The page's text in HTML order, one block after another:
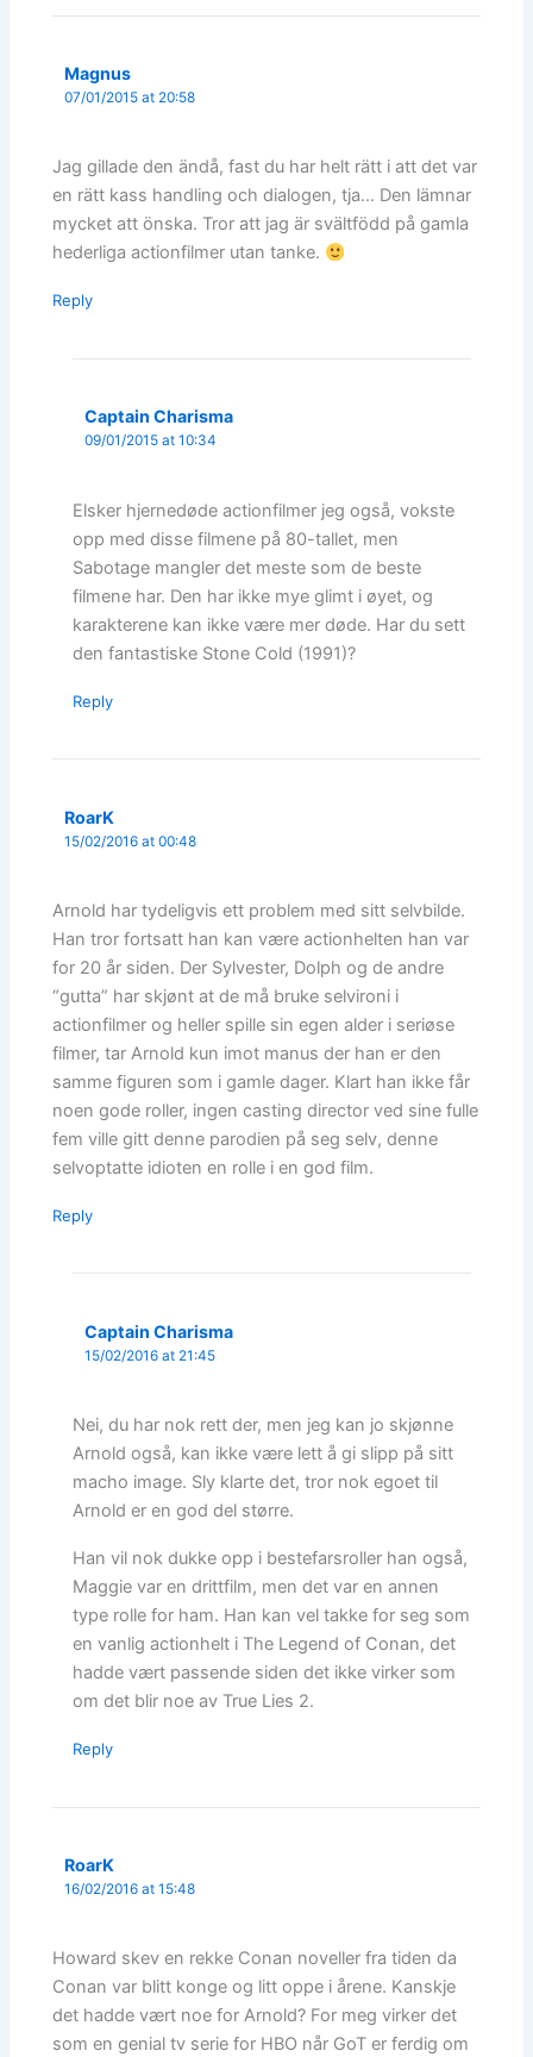
Magnus
07/01/2015 at 20:58
Jag gillade den ändå, fast du har helt rätt i att det var
en rätt kass handling och dialogen, tja… Den lämnar
mycket att önska. Tror att jag är svältfödd på gamla
hederliga actionfilmer utan tanke.
Reply
Captain Charisma
09/01/2015 at 10:34
Elsker hjernedøde actionfilmer jeg også, vokste
opp med disse filmene på 80-tallet, men
Sabotage mangler det meste som de beste
filmene har. Den har ikke mye glimt i øyet, og
karakterene kan ikke være mer døde. Har du sett
den fantastiske Stone Cold (1991)?
Reply
RoarK
15/02/2016 at 00:48
Arnold har tydeligvis ett problem med sitt selvbilde.
Han tror fortsatt han kan være actionhelten han var
for 20 år siden. Der Sylvester, Dolph og de andre
“gutta” har skjønt at de må bruke selvironi i
actionfilmer og heller spille sin egen alder i seriøse
filmer, tar Arnold kun imot manus der han er den
samme figuren som i gamle dager. Klart han ikke får
noen gode roller, ingen casting director ved sine fulle
fem ville gitt denne parodien på seg selv, denne
selvoptatte idioten en rolle i en god film.
Reply
Captain Charisma
15/02/2016 at 21:45
Nei, du har nok rett der, men jeg kan jo skjønne
Arnold også, kan ikke være lett å gi slipp på sitt
macho image. Sly klarte det, tror nok egoet til
Arnold er en god del større.
Han vil nok dukke opp i bestefarsroller han også,
Maggie var en drittfilm, men det var en annen
type rolle for ham. Han kan vel takke for seg som
en vanlig actionhelt i The Legend of Conan, det
hadde vært passende siden det ikke virker som
om det blir noe av True Lies 2.
Reply
RoarK
16/02/2016 at 15:48
Howard skev en rekke Conan noveller fra tiden da
Conan var blitt konge og litt oppe i årene. Kanskje
det hadde vært noe for Arnold? For meg virker det
som en genial tv serie for HBO når GoT er ferdig om